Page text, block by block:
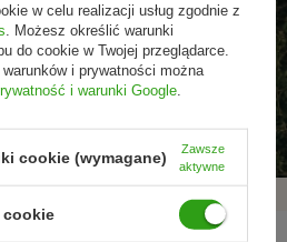
przed
premierą
Rezygnacja w każdej
chwili
w celu realizacji usług zgodnie z
. Możesz określić warunki
do cookie w Twojej przeglądarce.
i prywatności można
i warunki Google
cookie (wymagane)
Zawsze
aktywne